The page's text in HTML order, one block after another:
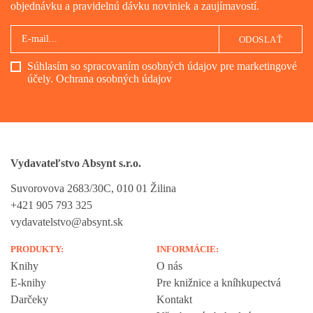
objednávku a pravidelnú dávku noviniek a zaujímavostí.
Súhlasím so spracovaním osobných údajov pre marketingové
účely. Ochrana osobných údajov
ODOSLAŤ
Vydavateľstvo Absynt s.r.o.
Suvorovova 2683/30C, 010 01 Žilina
+421 905 793 325
vydavatelstvo@absynt.sk
PRODUKTY:
Knihy
E-knihy
Darčeky
INFORMÁCIE:
O nás
Pre knižnice a kníhkupectvá
Kontakt